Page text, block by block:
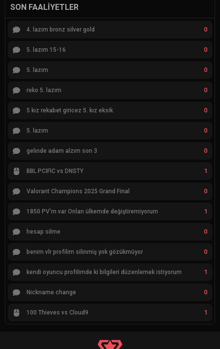
SON FAALIYETLER
4. lazım bronz silver gold 0
5. lazım 15-16 0
5. lazım 0
reko 5. lazım 0
5 kız rekabet giricez 5. kız eksik 0
5. lazım 0
gelınde adam alzım son 3 0
BBL PCIFIC vs DNSTY 1
Valorant Champions 2025 Grand Final 0
1850 PV'm var Onları ülkemde değiştiremiyorum 1
hesap silme 0
benim vlr profilim silinmiş yok gözükmüyor 0
kendi oyuncu profilimde ki bilgileri düzenlemek istiyorum 1
Nickname change 0
100 Thieves vs Cloud9 1